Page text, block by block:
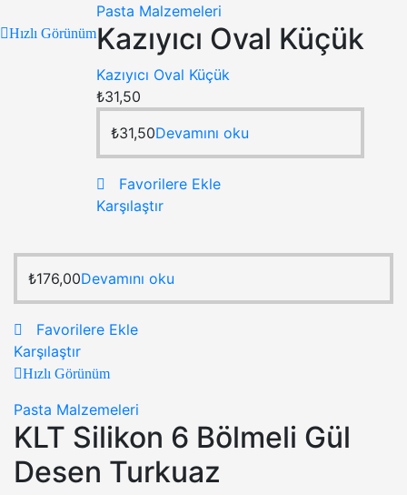
Hızlı Görünüm
Pasta Malzemeleri
Kazıyıcı Oval Küçük
Kazıyıcı Oval Küçük
₺31,50
₺31,50Devamını oku
Favorilere Ekle
Karşılaştır
₺176,00Devamını oku
Favorilere Ekle
Karşılaştır
Hızlı Görünüm
Pasta Malzemeleri
KLT Silikon 6 Bölmeli Gül
Desen Turkuaz